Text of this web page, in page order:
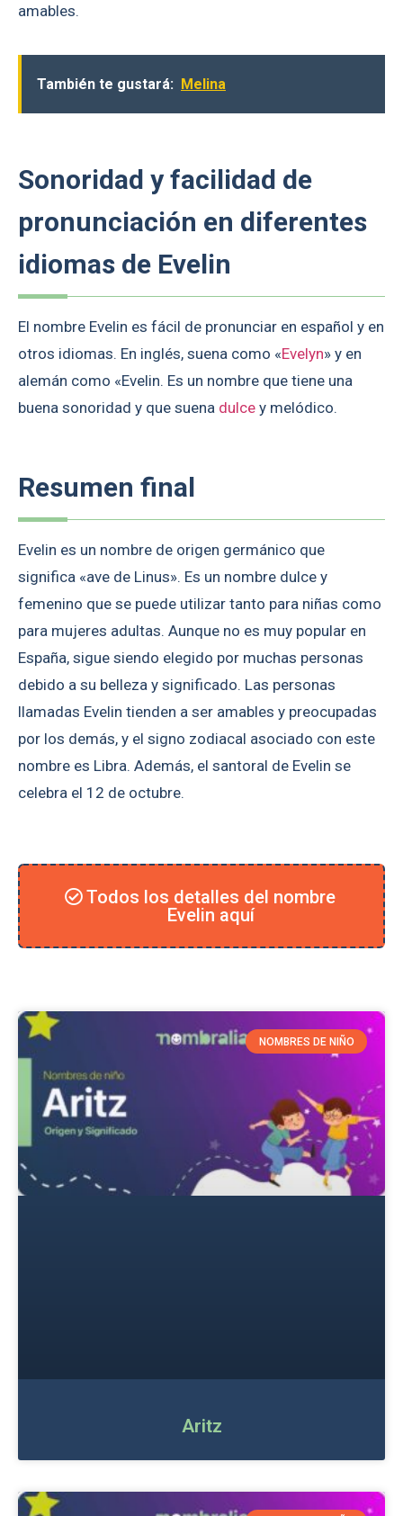
amables.
También te gustará: Melina
Sonoridad y facilidad de
pronunciación en diferentes
idiomas de Evelin
El nombre Evelin es fácil de pronunciar en español y en
otros idiomas. En inglés, suena como «Evelyn» y en
alemán como «Evelin. Es un nombre que tiene una
buena sonoridad y que suena dulce y melódico.
Resumen final
Evelin es un nombre de origen germánico que
significa «ave de Linus». Es un nombre dulce y
femenino que se puede utilizar tanto para niñas como
para mujeres adultas. Aunque no es muy popular en
España, sigue siendo elegido por muchas personas
debido a su belleza y significado. Las personas
llamadas Evelin tienden a ser amables y preocupadas
por los demás, y el signo zodiacal asociado con este
nombre es Libra. Además, el santoral de Evelin se
celebra el 12 de octubre.
Todos los detalles del nombre
Evelin aquí
NOMBRES DE NIÑO
Aritz